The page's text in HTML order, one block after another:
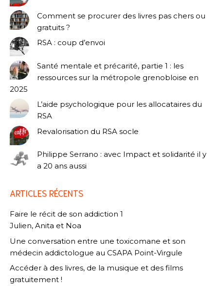
Comment se procurer des livres pas chers ou
gratuits ?
RSA : coup d’envoi
Santé mentale et précarité, partie 1 : les
ressources sur la métropole grenobloise en
2025
L’aide psychologique pour les allocataires du
RSA
Revalorisation du RSA socle
Philippe Serrano : avec Impact et solidarité il y
a 20 ans aussi
ARTICLES RÉCENTS
Faire le récit de son addiction 1
Julien, Anita et Noa
Une conversation entre une toxicomane et son
médecin addictologue au CSAPA Point-Virgule
Accéder à des livres, de la musique et des films
gratuitement !